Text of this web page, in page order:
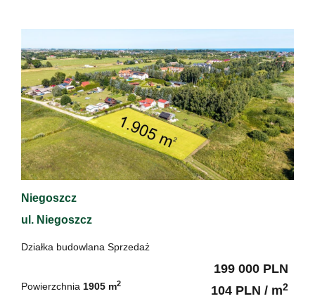
Niegoszcz
ul. Niegoszcz
Działka budowlana Sprzedaż
Powierzchnia 1905 m2
199 000 PLN
104 PLN / m2